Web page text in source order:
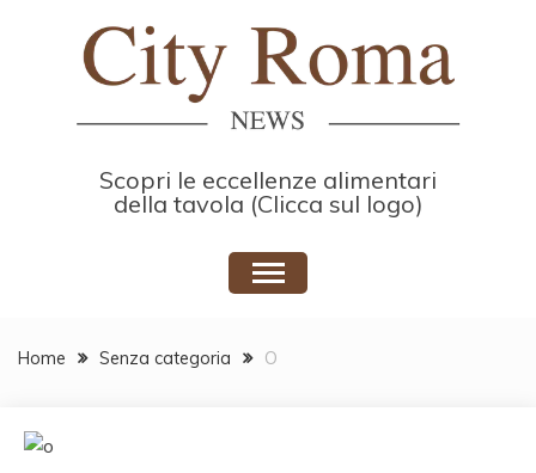
Scopri le eccellenze alimentari
della tavola (Clicca sul logo)
Home Senza categoria O